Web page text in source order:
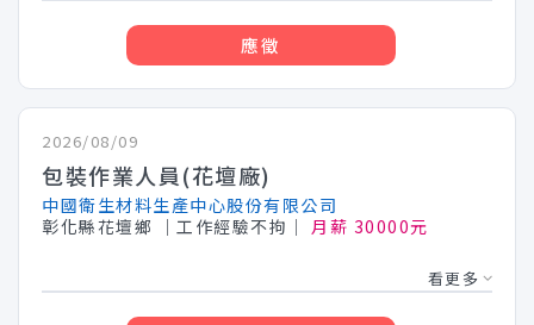
應徵
2026/08/09
包裝作業人員(花壇廠)
中國衛生材料生產中心股份有限公司
彰化縣花壇鄉
│工作經驗不拘│ 月薪 30000元
看更多